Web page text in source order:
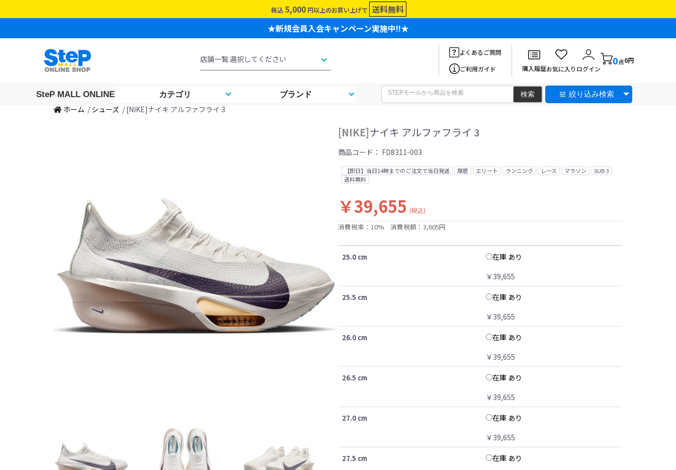
税込 5,000 円以上のお買い上げで 送料無料
★新規会員入会キャンペーン実施中!!★
よくあるご質問
ご利用ガイド
購入履歴お気に入りログイン
0点0円
SteP MALL ONLINE カテゴリ ブランド 絞り込み検索
ホーム / シューズ / [NIKE]ナイキ アルファフライ 3
[NIKE]ナイキ アルファフライ 3
商品コード： FD8311-003
【即日】当日14時までのご注文で当日発送 厚底 エリート ランニング レース マラソン
SUB 3
送料無料
￥39,655 (税込)
消費税率：10% 消費税額：3,605円
25.0 cm
在庫 あり
￥39,655
25.5 cm
在庫 あり
￥39,655
26.0 cm
在庫 あり
￥39,655
26.5 cm
在庫 あり
￥39,655
27.0 cm
在庫 あり
￥39,655
27.5 cm
在庫 あり